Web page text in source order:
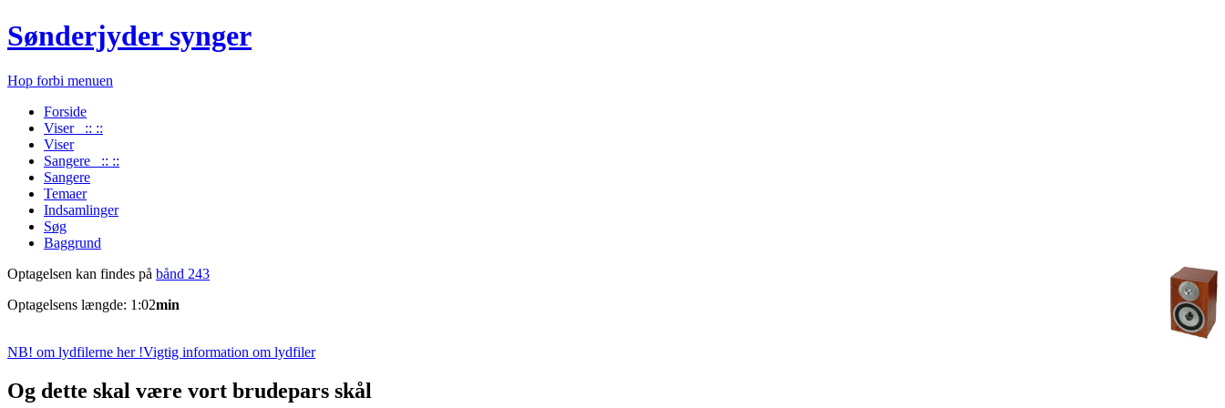
Sønderjyder synger
Hop forbi menuen
Forside
Viser :: ::
Viser
Sangere :: ::
Sangere
Temaer
Indsamlinger
Søg
Baggrund
Optagelsen kan findes på bånd 243
Optagelsens længde: 1:02min
NB! om lydfilerne her !Vigtig information om lydfiler
Og dette skal være vort brudepars skål